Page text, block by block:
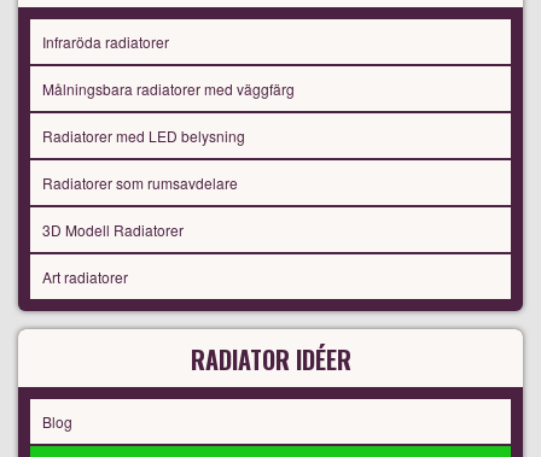
Infraröda radiatorer
Målningsbara radiatorer med väggfärg
Radiatorer med LED belysning
Radiatorer som rumsavdelare
3D Modell Radiatorer
Art radiatorer
RADIATOR IDÉER
Blog